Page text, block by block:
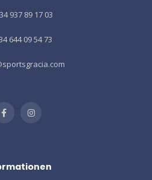
937 89 17 03
644 09 54 73